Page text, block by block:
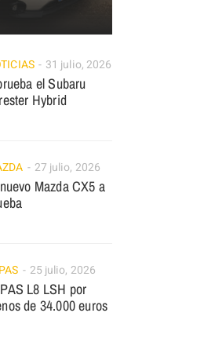
31 julio, 2026
el Subaru
Hybrid
27 julio, 2026
Mazda CX5 a
25 julio, 2026
L8 LSH por
de 34.000 euros